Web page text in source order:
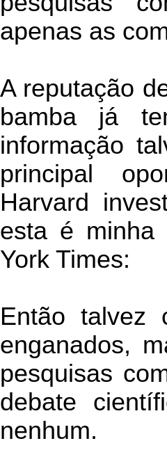
apenas as
A reputação
bamba já
informação
principal
Harvard
esta é minha
York Times:
Então talvez
enganados,
pesquisas
debate
nenhum.